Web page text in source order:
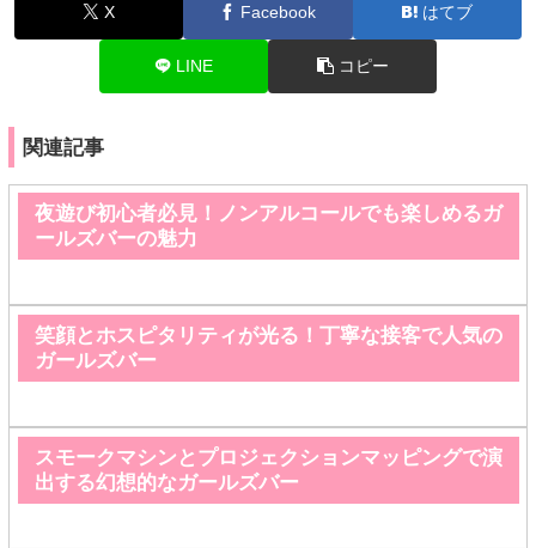
X Facebook はてブ
LINE コピー
関連記事
夜遊び初心者必見！ノンアルコールでも楽しめるガ
ールズバーの魅力
笑顔とホスピタリティが光る！丁寧な接客で人気の
ガールズバー
スモークマシンとプロジェクションマッピングで演
出する幻想的なガールズバー